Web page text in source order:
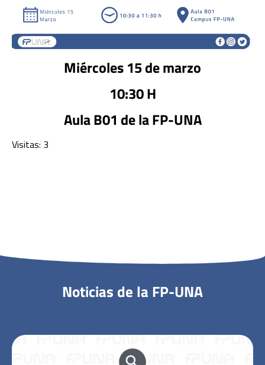
Miércoles 15 de marzo
10:30 H
Aula B01 de la FP-UNA
Visitas: 3
Noticias de la FP-UNA